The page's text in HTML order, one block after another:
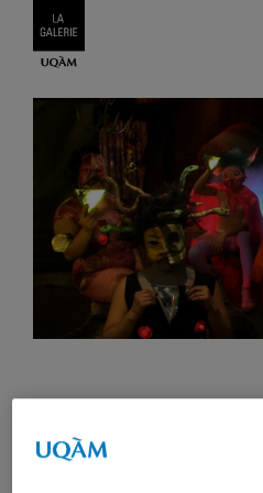
FÊTE DE LA
GALERIE DE